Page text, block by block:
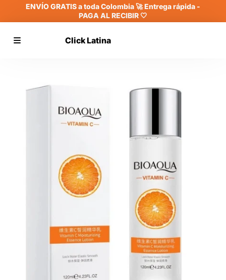
ENVÍO GRATIS a toda Colombia 🚀 Entrega rápida -
PAGA AL RECIBIR 🤍
Click Latina